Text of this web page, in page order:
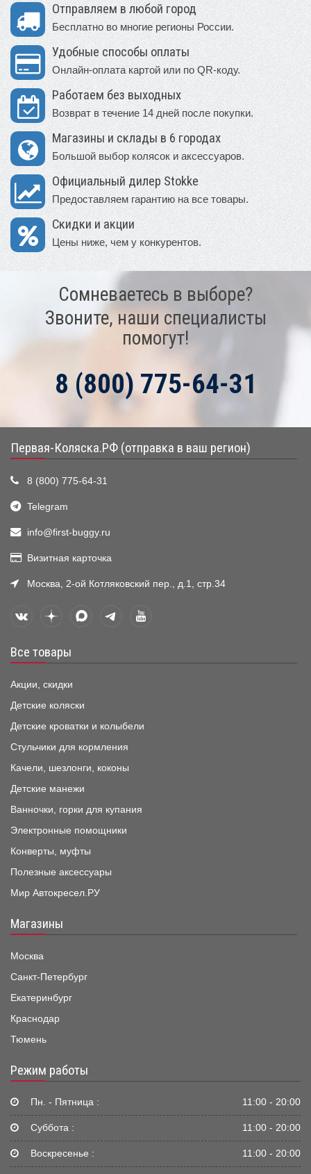
Отправляем в любой город
Бесплатно во многие регионы России.
Удобные способы оплаты
Онлайн-оплата картой или по QR-коду.
Работаем без выходных
Возврат в течение 14 дней после покупки.
Магазины и склады в 6 городах
Большой выбор колясок и аксессуаров.
Официальный дилер Stokke
Предоставляем гарантию на все товары.
Скидки и акции
Цены ниже, чем у конкурентов.
Сомневаетесь в выборе?
Звоните, наши специалисты
помогут!
8 (800) 775-64-31
Первая-Коляска.РФ (отправка в ваш регион)
8 (800) 775-64-31
Telegram
info@first-buggy.ru
Визитная карточка
Москва, 2-ой Котляковский пер., д.1, стр.34
Все товары
Акции, скидки
Детские коляски
Детские кроватки и колыбели
Стульчики для кормления
Качели, шезлонги, коконы
Детские манежи
Ванночки, горки для купания
Электронные помощники
Конверты, муфты
Полезные аксессуары
Мир Автокресел.РУ
Магазины
Москва
Санкт-Петербург
Екатеринбург
Краснодар
Тюмень
Режим работы
Пн. - Пятница : 11:00 - 20:00
Суббота : 11:00 - 20:00
Воскресенье : 11:00 - 20:00